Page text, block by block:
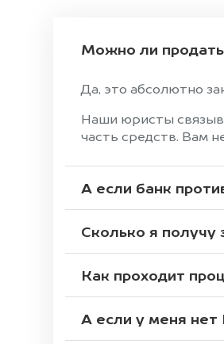
Можно ли
Да, это абсолютно
Наши юристы
часть средств. Вам
А если банк
Сколько я получу
Как проходит
А если у меня